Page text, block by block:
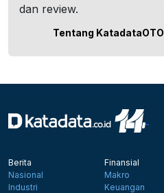
dan review.
Tentang KatadataOTO
Berita
Nasional
Industri
Finansial
Makro
Keuangan